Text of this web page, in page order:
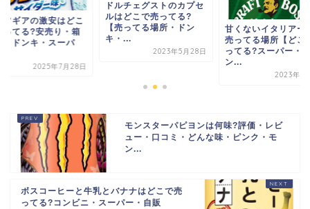
ツギアの激安はどこ
ってる?安売り・箱
・ドンキ・スーパ
2025年7月28日
ドルチェグストのカプセ
ルはどこで売ってる?
【売ってる場所・ドン
キ・...
2023年5月28日
甘くないイタリアー
売ってる場所【どこ
ってる?スーパー・
ン...
2023年4
モンスターパピヨンは何味?評価・レビ
ュー・口コミ・どんな味・ピンク・モ
ン...
ボスコーヒーと牛乳とバナナはどこで売
ってる?コンビニ・スーパー・自販